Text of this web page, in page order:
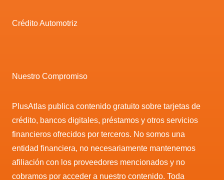
Crédito Automotriz
Nuestro Compromiso
PlusAtlas publica contenido gratuito sobre tarjetas de
crédito, bancos digitales, préstamos y otros servicios
financieros ofrecidos por terceros. No somos una
entidad financiera, no necesariamente mantenemos
afiliación con los proveedores mencionados y no
cobramos por acceder a nuestro contenido. Toda